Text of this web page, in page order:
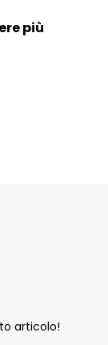
più
articolo!